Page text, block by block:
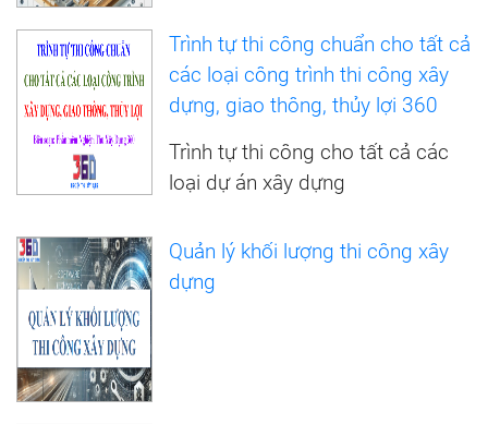
Trình tự thi công chuẩn cho tất cả
các loại công trình thi công xây
dựng, giao thông, thủy lợi 360
Trình tự thi công cho tất cả các
loại dự án xây dựng
Quản lý khối lượng thi công xây
dựng